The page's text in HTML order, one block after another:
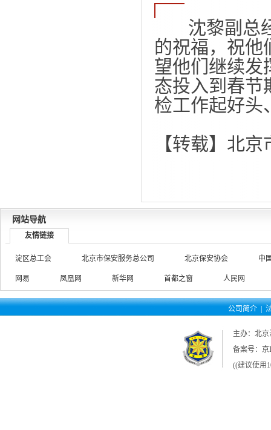
沈黎副总经
的祝福，祝他
望他们继续发
态投入到春节
检工作起好头
【转载】北
网站导航
友情链接
淀区总工会 北京市保安服务总公司 北京保安协会 中
网易 凤凰网 新华网 首都之窗 人民网
公司简介 |
主办：北
备案号： 京
((建议使用